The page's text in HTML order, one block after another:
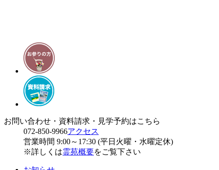
お問い合わせ・資料請求・見学予約はこちら
072-850-9966アクセス
営業時間 9:00～17:30 (平日火曜・水曜定休)
※詳しくは霊苑概要をご覧下さい